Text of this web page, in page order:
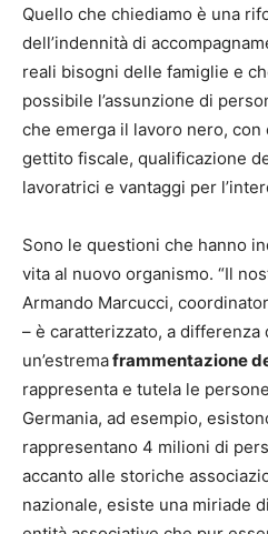
Quello che chiediamo è una
dell’indennità di
reali bisogni delle famiglie e
possibile l’assunzione di
che emerga il lavoro nero,
gettito fiscale, qualificazione
lavoratrici e vantaggi per
Sono le questioni che hanno
vita al nuovo organismo. “Il
Armando Marcucci,
– è caratterizzato, a differenza
un’estremaframmentazione
rappresenta e tutela le
Germania, ad esempio,
rappresentano 4 milioni di
accanto alle storiche
nazionale, esiste una miriade